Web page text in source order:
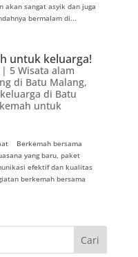
akan sangat asyik dan juga
bermalam di...
untuk keluarga!
| 5 Wisata alam
di Batu Malang,
di Batu
untuk
Berkemah bersama
yang baru, paket
efektif dan kualitas
berkemah bersama